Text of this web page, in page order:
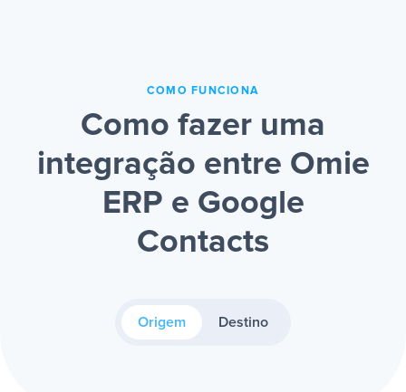
COMO FUNCIONA
Como fazer uma
integração entre Omie
ERP e Google
Contacts
Origem Destino